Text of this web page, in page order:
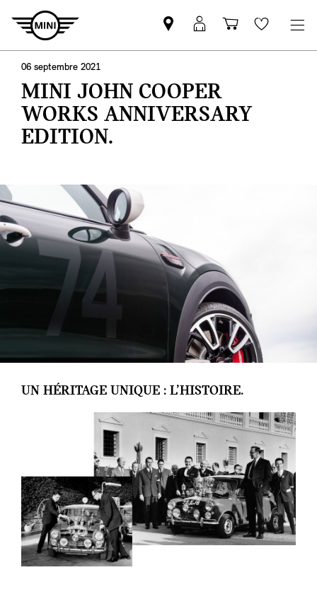
Trouver
un
MINI
Connexion
MyMINI
PanierFavoris
06 septembre 2021
MINI JOHN COOPER
WORKS ANNIVERSARY
EDITION.
UN HÉRITAGE UNIQUE : L’HISTOIRE.